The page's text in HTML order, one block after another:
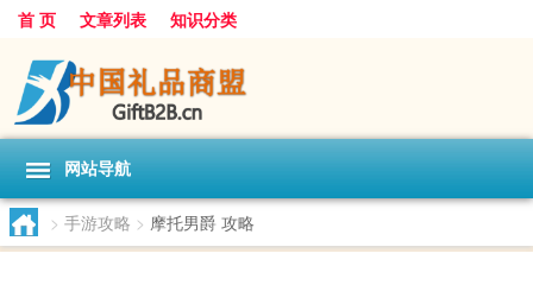
首 页 文章列表 知识分类
网站导航
> 手游攻略 > 摩托男爵 攻略